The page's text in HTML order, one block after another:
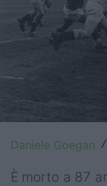
United
Top14
Champions
Daniele Goegan /
È morto a 87